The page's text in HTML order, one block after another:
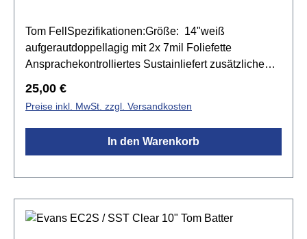
Tom FellSpezifikationen:Größe: 14"weiß
aufgerautdoppellagig mit 2x 7mil Foliefette
Ansprachekontrolliertes Sustainliefert zusätzliche
Regulärer Preis:
25,00 €
Preise inkl. MwSt. zzgl. Versandkosten
In den Warenkorb